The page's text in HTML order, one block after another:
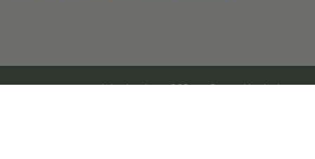
Aviso legal CGC Protección de datos